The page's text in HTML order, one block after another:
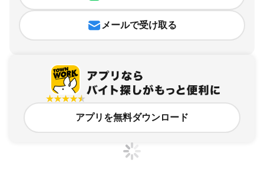
メールで受け取る
アプリを無料ダウンロード